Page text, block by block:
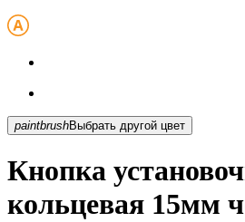
paintbrush Выбрать другой цвет
Кнопка
кольцевая 15мм